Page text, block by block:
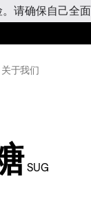
请确保自己全
关于我们
SUG